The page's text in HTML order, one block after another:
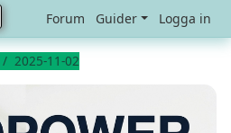
Forum Guider Logga in
2025-11-02